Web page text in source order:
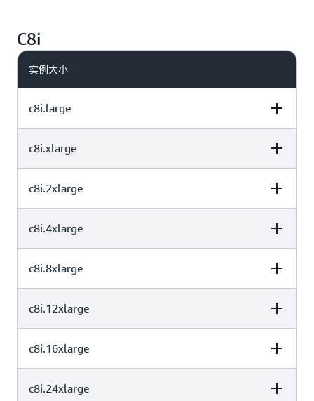
实例大小更大，与 C7g 实例相比，vCPU 和内存增加多达 3
采用最新的 DDR5-5600 内存（增强性能版为 DDR5-6400
高达 400 Gbps 的网络带宽
Amazon Elastic Block Store（EBS）带宽高达 300 Gbps
默认情况下针对 Amazon EBS 进行了优化
支持在 c8gb.16xlarge、c8gb.24xlarge、c8gb.48xlarge、
由AWS Nitro System
（专用硬件和轻量级虚拟机监控程序的
组合）提供支持
非常适合需要高块存储性能的工作负载，例如高性能文件系统
C8i
实例大小
c8i.large
vCPU 实例存储 (GB)
2 仅限 EBS
c8i.xlarge
vCPU 实例存储 (GB)
4 仅限 EBS
c8i.2xlarge
vCPU 实例存储 (GB)
8 仅限 EBS
c8i.4xlarge
vCPU 实例存储 (GB)
16 仅限 EBS
c8i.8xlarge
vCPU 实例存储 (GB)
32 仅限 EBS
c8i.12xlarge
vCPU 实例存储 (GB)
48 仅限 EBS
c8i.16xlarge
vCPU 实例存储 (GB)
c8i.24xlarge